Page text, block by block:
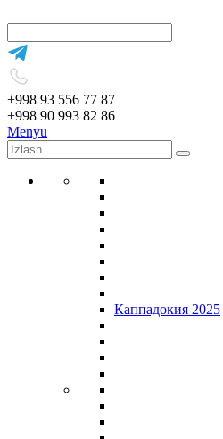
+998 93 556 77 87
+998 90 993 82 86
Menyu
Каппадокия 2025